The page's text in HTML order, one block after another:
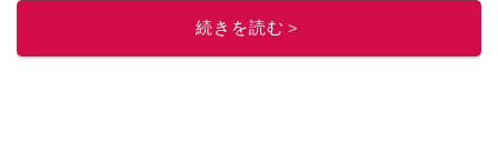
的に稼ぐ！』（翔泳社刊）
■経歴：2003年、夫が子育てをするために、突然会社を辞める。翌月からの
続きを読む＞